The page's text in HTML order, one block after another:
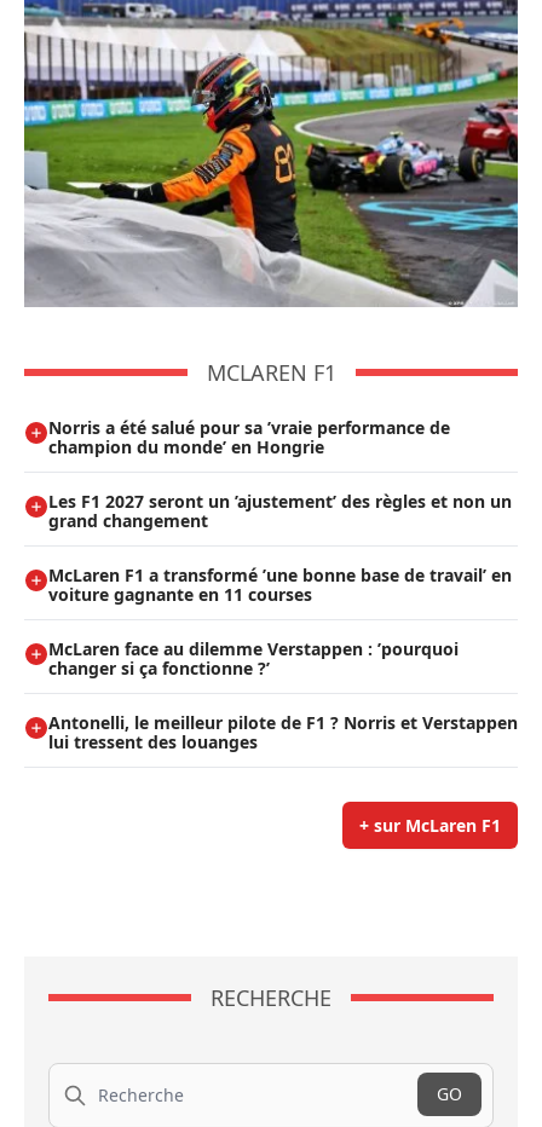
MCLAREN F1
Norris a été salué pour sa ’vraie performance de
champion du monde’ en Hongrie
Les F1 2027 seront un ’ajustement’ des règles et non un
grand changement
McLaren F1 a transformé ’une bonne base de travail’ en
voiture gagnante en 11 courses
McLaren face au dilemme Verstappen : ’pourquoi
changer si ça fonctionne ?’
Antonelli, le meilleur pilote de F1 ? Norris et Verstappen
lui tressent des louanges
+ sur McLaren F1
RECHERCHE
Recherche
GO